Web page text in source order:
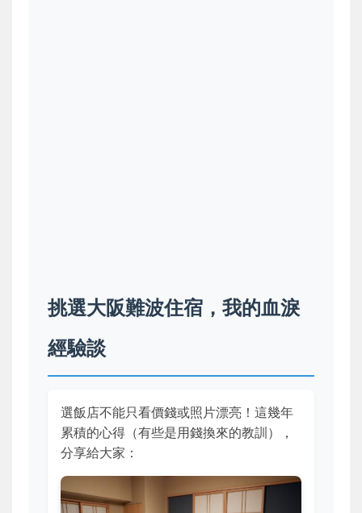
挑選大阪難波住宿，我的血淚
經驗談
選飯店不能只看價錢或照片漂亮！這幾年
累積的心得（有些是用錢換來的教訓），
分享給大家：